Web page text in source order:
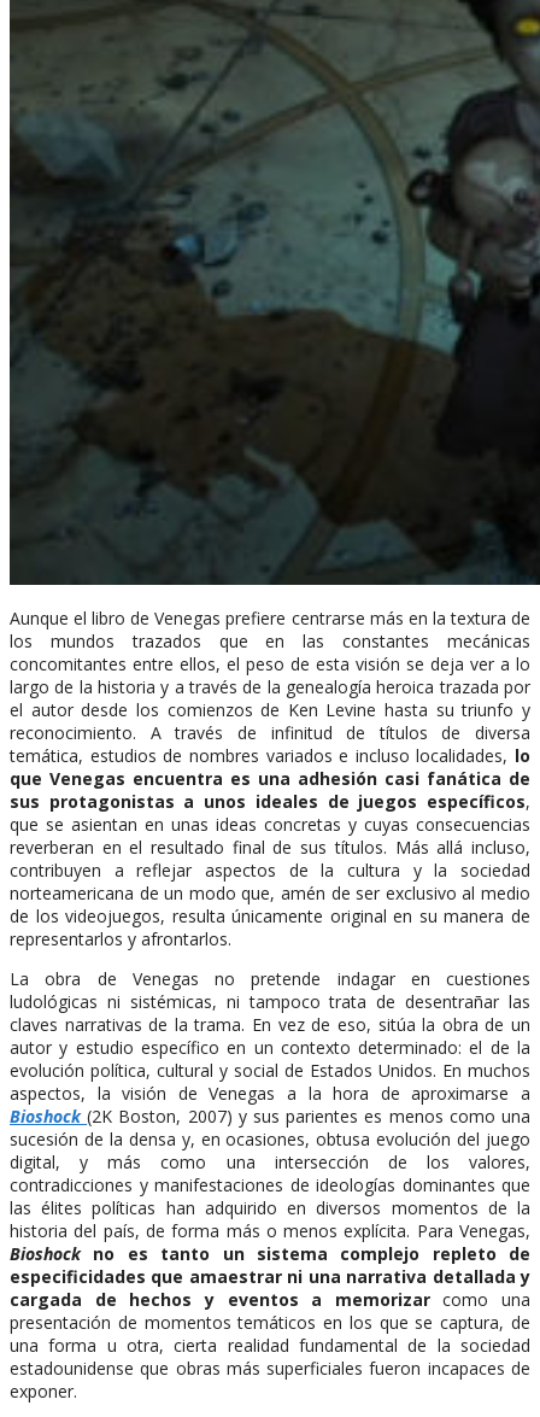
Aunque el libro de Venegas prefiere centrarse más en la textura de
los mundos trazados que en las constantes mecánicas
concomitantes entre ellos, el peso de esta visión se deja ver a lo
largo de la historia y a través de la genealogía heroica trazada por
el autor desde los comienzos de Ken Levine hasta su triunfo y
reconocimiento. A través de infinitud de títulos de diversa
temática, estudios de nombres variados e incluso localidades, lo
que Venegas encuentra es una adhesión casi fanática de
sus protagonistas a unos ideales de juegos específicos,
que se asientan en unas ideas concretas y cuyas consecuencias
reverberan en el resultado final de sus títulos. Más allá incluso,
contribuyen a reflejar aspectos de la cultura y la sociedad
norteamericana de un modo que, amén de ser exclusivo al medio
de los videojuegos, resulta únicamente original en su manera de
representarlos y afrontarlos.
La obra de Venegas no pretende indagar en cuestiones
ludológicas ni sistémicas, ni tampoco trata de desentrañar las
claves narrativas de la trama. En vez de eso, sitúa la obra de un
autor y estudio específico en un contexto determinado: el de la
evolución política, cultural y social de Estados Unidos. En muchos
aspectos, la visión de Venegas a la hora de aproximarse a
Bioshock(2K Boston, 2007) y sus parientes es menos como una
sucesión de la densa y, en ocasiones, obtusa evolución del juego
digital, y más como una intersección de los valores,
contradicciones y manifestaciones de ideologías dominantes que
las élites políticas han adquirido en diversos momentos de la
historia del país, de forma más o menos explícita. Para Venegas,
Bioshock no es tanto un sistema complejo repleto de
especificidades que amaestrar ni una narrativa detallada y
cargada de hechos y eventos a memorizarcomo una
presentación de momentos temáticos en los que se captura, de
una forma u otra, cierta realidad fundamental de la sociedad
estadounidense que obras más superficiales fueron incapaces de
exponer.